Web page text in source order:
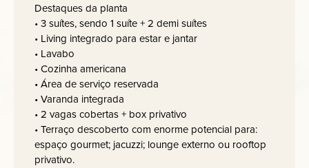
Destaques da planta
• 3 suítes, sendo 1 suíte + 2 demi suítes
• Living integrado para estar e jantar
• Lavabo
• Cozinha americana
• Área de serviço reservada
• Varanda integrada
• 2 vagas cobertas + box privativo
• Terraço descoberto com enorme potencial para:
espaço gourmet; jacuzzi; lounge externo ou rooftop
privativo.